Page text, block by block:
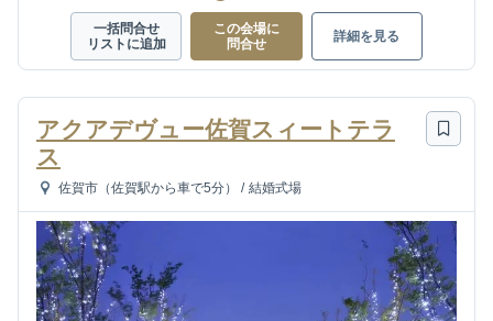
一括問合せ
リストに追加
この会場に
問合せ
詳細を見る
アクアデヴュー佐賀スィートテラ
ス
佐賀市（佐賀駅から車で5分） / 結婚式場